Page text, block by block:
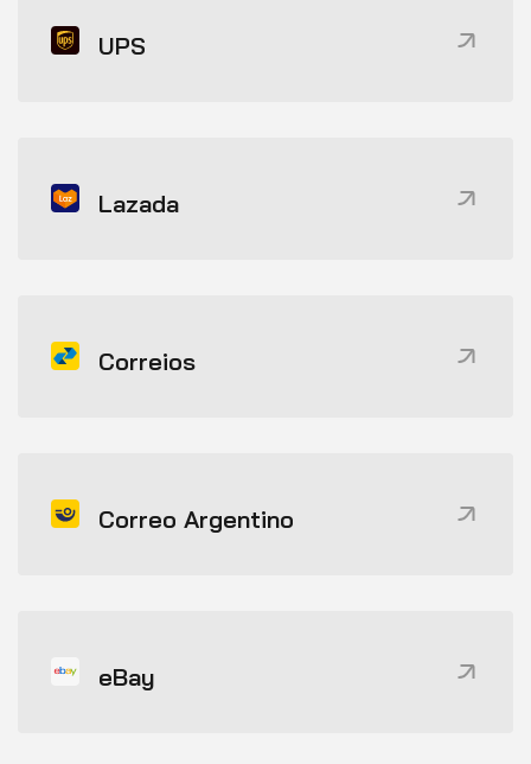
UPS
Lazada
Correios
Correo Argentino
eBay